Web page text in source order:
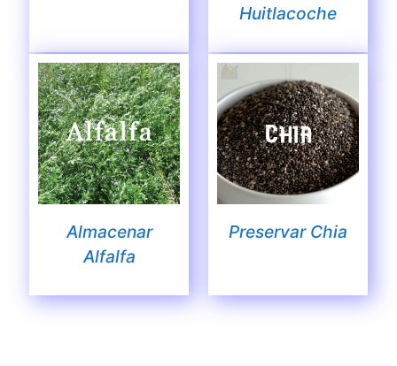
Huitlacoche
Almacenar
Alfalfa
Preservar Chia